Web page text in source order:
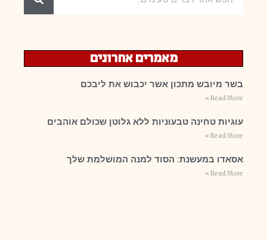
מאמרים אחרונים
בשר מיובש מתכון אשר יכבוש את ליבכם
Read More »
עוגיות טחינה טבעוניות ללא גלוטן שכולם אוהבים
Read More »
אסאדו במעשנת: הסוד למנה המושלמת שלך
Read More »